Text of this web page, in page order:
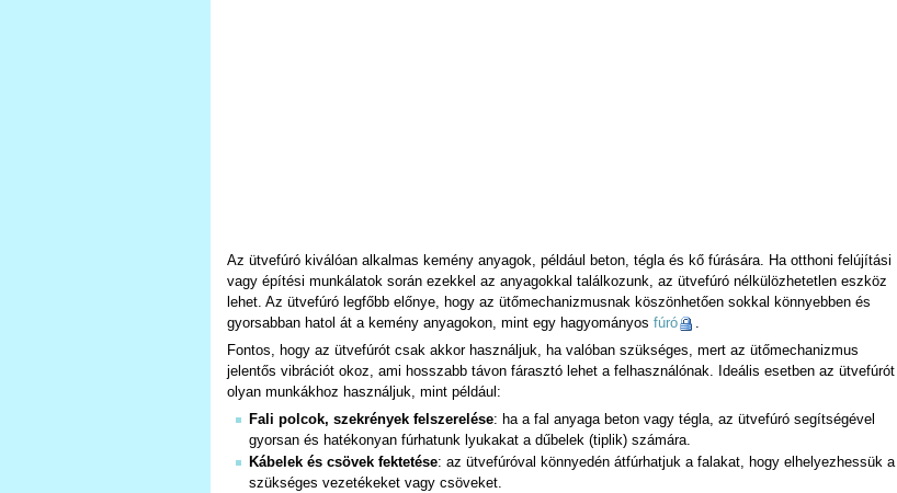
Az ütvefúró kiválóan alkalmas kemény anyagok, például beton, tégla és kő fúrására. Ha otthoni felújítási
vagy építési munkálatok során ezekkel az anyagokkal találkozunk, az ütvefúró nélkülözhetetlen eszköz
lehet. Az ütvefúró legfőbb előnye, hogy az ütőmechanizmusnak köszönhetően sokkal könnyebben és
gyorsabban hatol át a kemény anyagokon, mint egy hagyományos fúró
Fontos, hogy az ütvefúrót csak akkor használjuk, ha valóban szükséges, mert az ütőmechanizmus
jelentős vibrációt okoz, ami hosszabb távon fárasztó lehet a felhasználónak. Ideális esetben az ütvefúrót
olyan munkákhoz használjuk, mint például:
Fali polcok, szekrények felszerelése: ha a fal anyaga beton vagy tégla, az ütvefúró segítségével
gyorsan és hatékonyan fúrhatunk lyukakat a dűbelek (tiplik) számára.
Kábelek és csövek fektetése: az ütvefúróval könnyedén átfúrhatjuk a falakat, hogy elhelyezhessük a
szükséges vezetékeket vagy csöveket.